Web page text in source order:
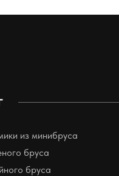
бруса
бруса
из минибруса